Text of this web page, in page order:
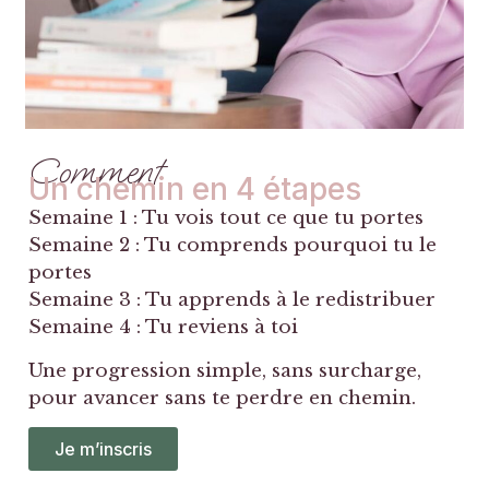
Comment
Un chemin en 4 étapes
Semaine 1 : Tu vois tout ce que tu portes
Semaine 2 : Tu comprends pourquoi tu le
portes
Semaine 3 : Tu apprends à le redistribuer
Semaine 4 : Tu reviens à toi
Une progression simple, sans surcharge,
pour avancer sans te perdre en chemin.
Je m’inscris